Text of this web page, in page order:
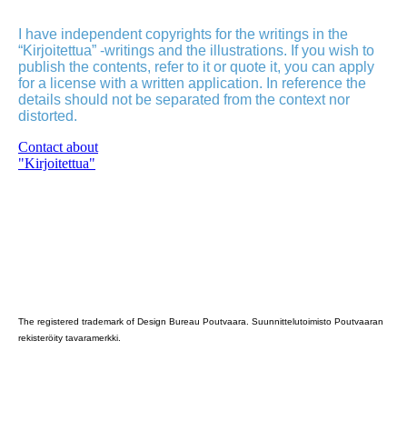
I have independent copyrights for the writings in the
“Kirjoitettua” -writings and the illustrations. If you wish to
publish the contents, refer to it or quote it, you can apply
for a license with a written application. In reference the
details should not be separated from the context nor
distorted.
Contact about
"Kirjoitettua"
The registered trademark of Design Bureau Poutvaara. Suunnittelutoimisto Poutvaaran
rekisteröity tavaramerkki.